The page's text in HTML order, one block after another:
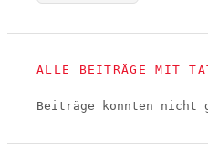
ALLE BEITRÄGE MIT
Beiträge konnten nicht